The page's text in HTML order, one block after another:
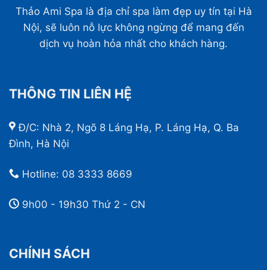
Thảo Ami Spa là địa chỉ spa làm đẹp uy tín tại Hà
Nội, sẽ luôn nỗ lực không ngừng để mang đến
dịch vụ hoàn hỏa nhất cho khách hàng.
THÔNG TIN LIÊN HỆ
Đ/C: Nhà 2, Ngõ 8 Láng Hạ, P. Láng Hạ, Q. Ba
Đình, Hà Nội
Hotline: 08 3333 8669
9h00 - 19h30 Thứ 2 - CN
CHÍNH SÁCH